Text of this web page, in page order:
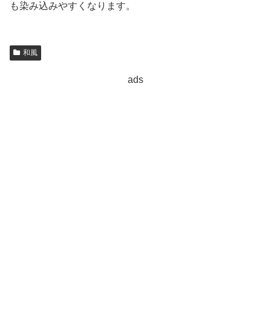
も染み込みやすくなります。
和風
ads